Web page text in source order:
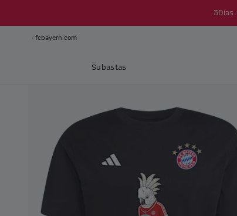
3 Días
fcbayern.com
Subastas